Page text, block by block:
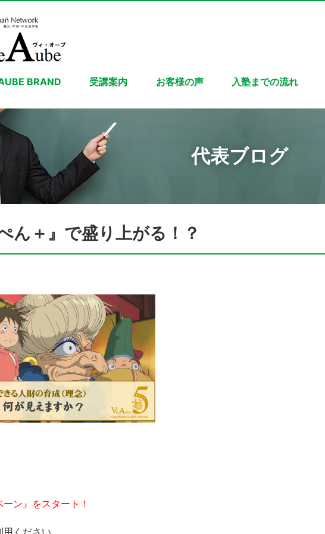
BRAND 受講案内 お客様の声 入塾までの流れ
代表ブログ
ん＋』で盛り上がる！？
ン』をスタート！
ください。